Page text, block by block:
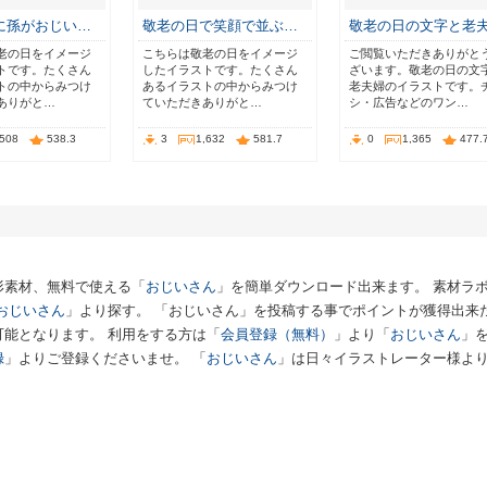
孫がおじい…
の日をイメージ
です。たくさん
の中からみつけ
りがと…
538.3
敬老の日で笑顔で並ぶ…
こちらは敬老の日をイメージ
したイラストです。たくさん
あるイラストの中からみつけ
ていただきありがと…
3 1,632 581.7
敬老の日の文字と老
ご閲覧いただきありがと
ざいます。敬老の日の文
老夫婦のイラストです。
シ・広告などのワン…
0 1,365
材、無料で使える「 おじいさん 」を簡単ダウンロード出来ます。 素材ラ
じいさん 」より探す。 「おじいさん」を投稿する事でポイントが獲得出来
となります。 利用をする方は「 会員登録（無料） 」より「 おじいさん 」
」よりご登録くださいませ。 「 おじいさん 」は日々イラストレーター様よ